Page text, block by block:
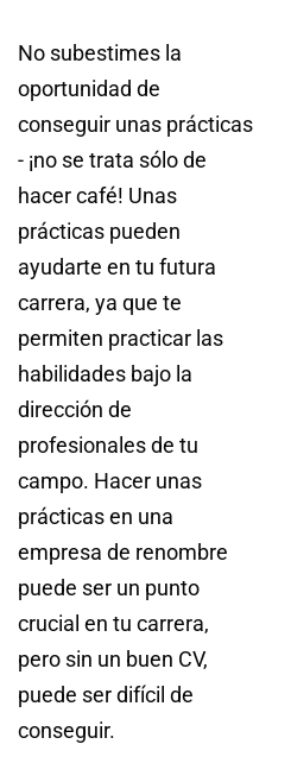
No subestimes la
oportunidad de
conseguir unas prácticas
- ¡no se trata sólo de
hacer café! Unas
prácticas pueden
ayudarte en tu futura
carrera, ya que te
permiten practicar las
habilidades bajo la
dirección de
profesionales de tu
campo. Hacer unas
prácticas en una
empresa de renombre
puede ser un punto
crucial en tu carrera,
pero sin un buen CV,
puede ser difícil de
conseguir.